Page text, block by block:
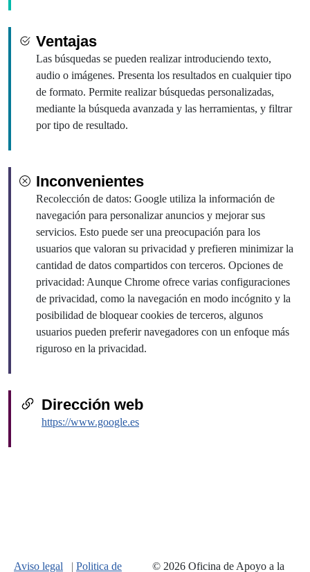
Ventajas
Las búsquedas se pueden realizar introduciendo texto,
audio o imágenes. Presenta los resultados en cualquier tipo
de formato. Permite realizar búsquedas personalizadas,
mediante la búsqueda avanzada y las herramientas, y filtrar
por tipo de resultado.
Inconvenientes
Recolección de datos: Google utiliza la información de
navegación para personalizar anuncios y mejorar sus
servicios. Esto puede ser una preocupación para los
usuarios que valoran su privacidad y prefieren minimizar la
cantidad de datos compartidos con terceros. Opciones de
privacidad: Aunque Chrome ofrece varias configuraciones
de privacidad, como la navegación en modo incógnito y la
posibilidad de bloquear cookies de terceros, algunos
usuarios pueden preferir navegadores con un enfoque más
riguroso en la privacidad.
Dirección web
https://www.google.es
Aviso legal | Politica de © 2026 Oficina de Apoyo a la